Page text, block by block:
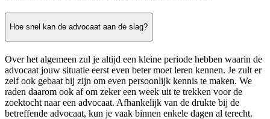
Hoe snel kan de advocaat aan de slag?
Over het algemeen zul je altijd een kleine periode hebben waarin de
advocaat jouw situatie eerst even beter moet leren kennen. Je zult er
zelf ook gebaat bij zijn om even persoonlijk kennis te maken. We
raden daarom ook af om zeker een week uit te trekken voor de
zoektocht naar een advocaat. Afhankelijk van de drukte bij de
betreffende advocaat, kun je vaak binnen enkele dagen al terecht.